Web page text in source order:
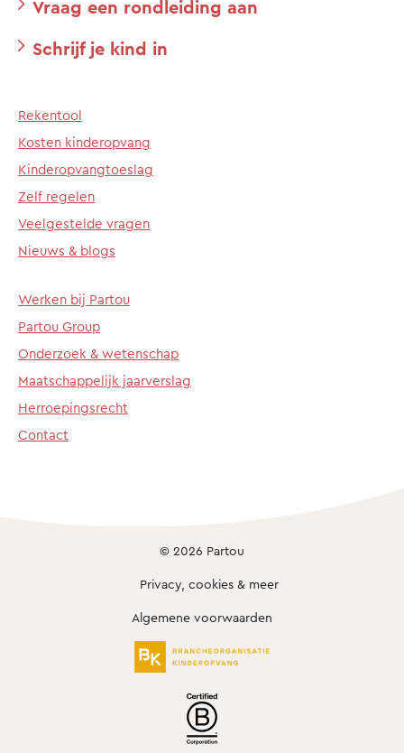
Vraag een rondleiding aan
Schrijf je kind in
Rekentool
Kosten kinderopvang
Kinderopvangtoeslag
Zelf regelen
Veelgestelde vragen
Nieuws & blogs
Werken bij Partou
Partou Group
Onderzoek & wetenschap
Maatschappelijk jaarverslag
Herroepingsrecht
Contact
© 2026 Partou
Privacy, cookies & meer
Algemene voorwaarden